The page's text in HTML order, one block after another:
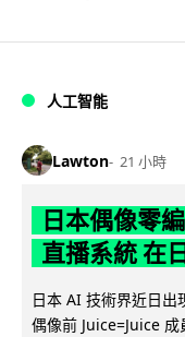
人工智能
Lawton 21 小時
日本偶像零
直播系統 在
日本 AI 技術界近日出
偶像前 Juice=Juice